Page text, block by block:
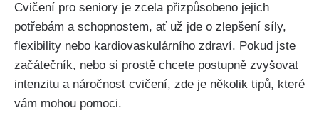
Cvičení pro seniory je zcela přizpůsobeno jejich
potřebám a schopnostem, ať už jde o zlepšení síly,
flexibility nebo kardiovaskulárního zdraví. Pokud jste
začátečník, nebo si prostě chcete postupně zvyšovat
intenzitu a náročnost cvičení, zde je několik tipů, které
vám mohou pomoci.